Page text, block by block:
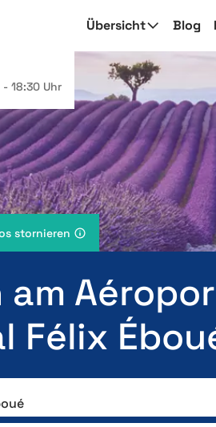
Übersicht Blog
18:30 Uhr
stornieren
Félix